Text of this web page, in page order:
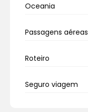
Oceania
Passagens aéreas
Roteiro
Seguro viagem